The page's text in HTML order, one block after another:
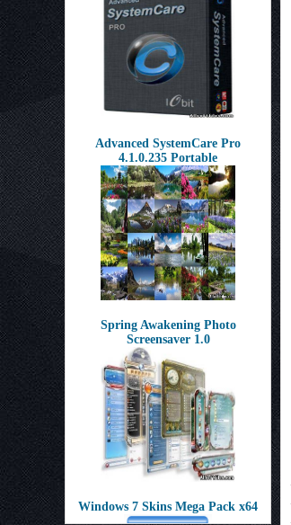
Advanced SystemCare Pro
4.1.0.235 Portable
Spring Awakening Photo
Screensaver 1.0
Windows 7 Skins Mega Pack x64